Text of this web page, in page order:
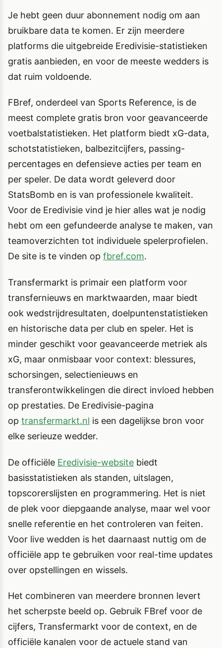
Je hebt geen duur abonnement nodig om aan
bruikbare data te komen. Er zijn meerdere
platforms die uitgebreide Eredivisie-statistieken
gratis aanbieden, en voor de meeste wedders is
dat ruim voldoende.
FBref, onderdeel van Sports Reference, is de
meest complete gratis bron voor geavanceerde
voetbalstatistieken. Het platform biedt xG-data,
schotstatistieken, balbezitcijfers, passing-
percentages en defensieve acties per team en
per speler. De data wordt geleverd door
StatsBomb en is van professionele kwaliteit.
Voor de Eredivisie vind je hier alles wat je nodig
hebt om een gefundeerde analyse te maken, van
teamoverzichten tot individuele spelerprofielen.
De site is te vinden op fbref.com.
Transfermarkt is primair een platform voor
transfernieuws en marktwaarden, maar biedt
ook wedstrijdresultaten, doelpuntenstatistieken
en historische data per club en speler. Het is
minder geschikt voor geavanceerde metriek als
xG, maar onmisbaar voor context: blessures,
schorsingen, selectienieuws en
transferontwikkelingen die direct invloed hebben
op prestaties. De Eredivisie-pagina
op transfermarkt.nl is een dagelijkse bron voor
elke serieuze wedder.
De officiële Eredivisie-website biedt
basisstatistieken als standen, uitslagen,
topscorerslijsten en programmering. Het is niet
de plek voor diepgaande analyse, maar wel voor
snelle referentie en het controleren van feiten.
Voor live wedden is het daarnaast nuttig om de
officiële app te gebruiken voor real-time updates
over opstellingen en wissels.
Het combineren van meerdere bronnen levert
het scherpste beeld op. Gebruik FBref voor de
cijfers, Transfermarkt voor de context, en de
officiële kanalen voor de actuele stand van